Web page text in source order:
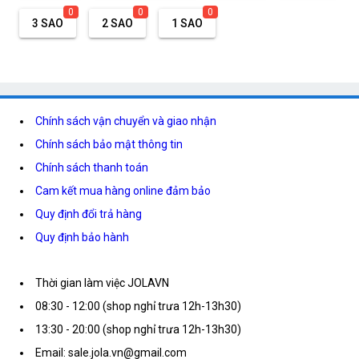
3 SAO
0
2 SAO
0
1 SAO
0
Chính sách vận chuyển và giao nhận
Chính sách bảo mật thông tin
Chính sách thanh toán
Cam kết mua hàng online đảm bảo
Quy định đổi trả hàng
Quy định bảo hành
Thời gian làm việc JOLAVN
08:30 - 12:00 (shop nghỉ trưa 12h-13h30)
13:30 - 20:00 (shop nghỉ trưa 12h-13h30)
Email: sale.jola.vn@gmail.com